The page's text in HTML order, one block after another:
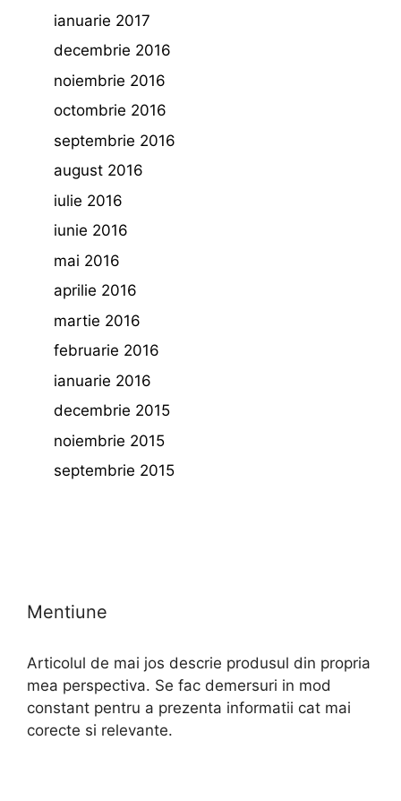
ianuarie 2017
decembrie 2016
noiembrie 2016
octombrie 2016
septembrie 2016
august 2016
iulie 2016
iunie 2016
mai 2016
aprilie 2016
martie 2016
februarie 2016
ianuarie 2016
decembrie 2015
noiembrie 2015
septembrie 2015
Mentiune
Articolul de mai jos descrie produsul din propria
mea perspectiva. Se fac demersuri in mod
constant pentru a prezenta informatii cat mai
corecte si relevante.